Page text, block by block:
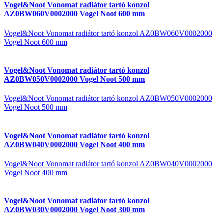
Vogel&Noot Vonomat radiátor tartó konzol
AZ0BW060V0002000 Vogel Noot 600 mm
Vogel&Noot Vonomat radiátor tartó konzol AZ0BW060V0002000
Vogel Noot 600 mm
Vogel&Noot Vonomat radiátor tartó konzol
AZ0BW050V0002000 Vogel Noot 500 mm
Vogel&Noot Vonomat radiátor tartó konzol AZ0BW050V0002000
Vogel Noot 500 mm
Vogel&Noot Vonomat radiátor tartó konzol
AZ0BW040V0002000 Vogel Noot 400 mm
Vogel&Noot Vonomat radiátor tartó konzol AZ0BW040V0002000
Vogel Noot 400 mm
Vogel&Noot Vonomat radiátor tartó konzol
AZ0BW030V0002000 Vogel Noot 300 mm